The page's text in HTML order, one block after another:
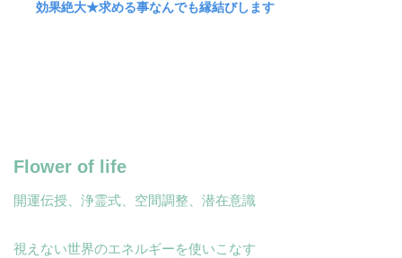
効果絶大★求める事なんでも縁結びします
Flower of life
開運伝授、浄霊式、空間調整、潜在意識
視えない世界のエネルギーを使いこなす